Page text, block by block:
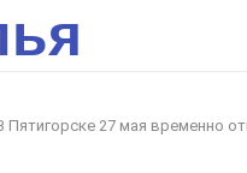
Пятигорске 27 мая временно